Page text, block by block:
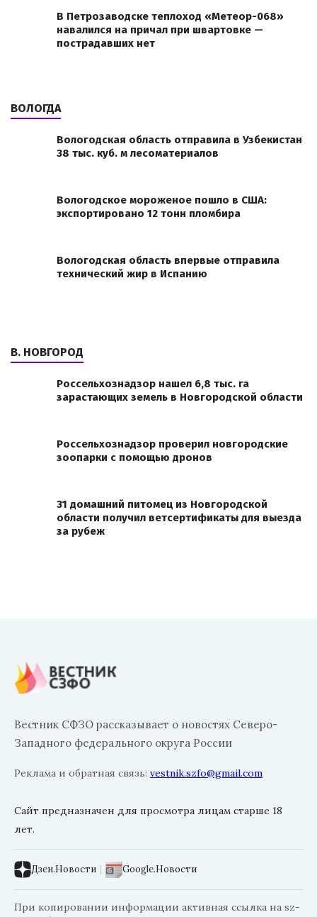
В Петрозаводске теплоход «Метеор-068»
навалился на причал при швартовке —
пострадавших нет
ВОЛОГДА
Вологодская область отправила в Узбекистан
38 тыс. куб. м лесоматериалов
Вологодское мороженое пошло в США:
экспортировано 12 тонн пломбира
Вологодская область впервые отправила
технический жир в Испанию
В. НОВГОРОД
Россельхознадзор нашел 6,8 тыс. га
зарастающих земель в Новгородской области
Россельхознадзор проверил новгородские
зоопарки с помощью дронов
31 домашний питомец из Новгородской
области получил ветсертификаты для выезда
за рубеж
Вестник СФЗО рассказывает о новостях Северо-
Западного федерального округа России
Реклама и обратная связь: vestnik.szfo@gmail.com
Сайт предназначен для просмотра лицам старше 18
лет.
Дзен.Новости | Google.Новости
При копировании информации активная ссылка на sz-